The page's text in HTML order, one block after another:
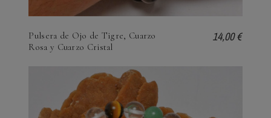
Pulsera de Ojo de Tigre, Cuarzo
Rosa y Cuarzo Cristal
14,00 €